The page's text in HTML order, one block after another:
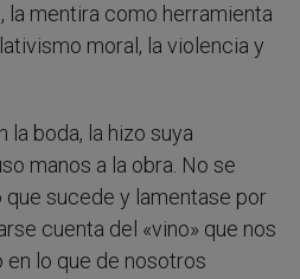
la mentira como herramienta
moral, la violencia y
la boda, la hizo suya
manos a la obra. No se
que sucede y lamentase por
cuenta del «vino» que nos
en lo que de nosotros